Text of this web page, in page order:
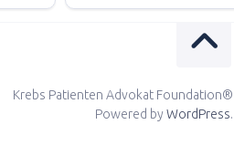
Krebs Patienten Advokat
Powered byWordPress